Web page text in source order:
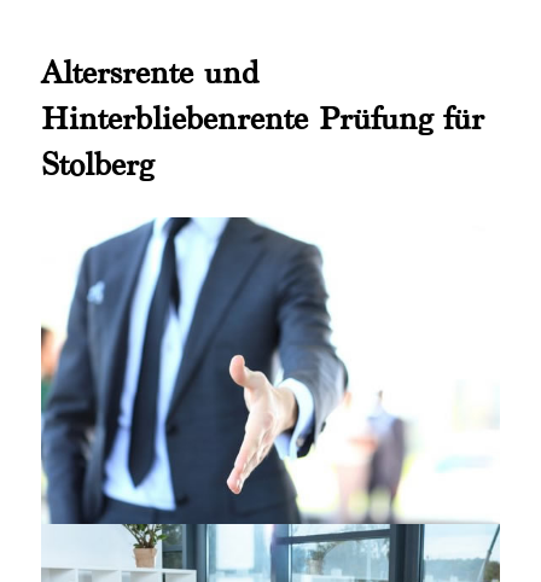
Altersrente und
Hinterbliebenrente Prüfung für
Stolberg